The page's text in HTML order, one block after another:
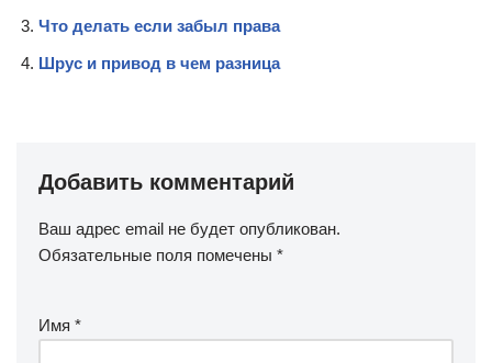
Что делать если забыл права
Шрус и привод в чем разница
Добавить комментарий
Ваш адрес email не будет опубликован.
Обязательные поля помечены *
Имя *